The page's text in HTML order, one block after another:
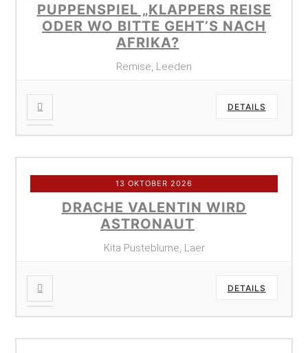
PUPPENSPIEL „KLAPPERS REISE
ODER WO BITTE GEHT’S NACH
AFRIKA?
Remise, Leeden
DETAILS
13 OKTOBER 2026
DRACHE VALENTIN WIRD
ASTRONAUT
Kita Pusteblume, Laer
DETAILS